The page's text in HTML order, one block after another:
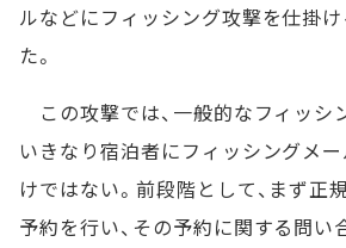
ルなどにフィッシング攻撃を仕掛
た。
この攻撃では、一般的なフィッシ
いきなり宿泊者にフィッシングメ
けではない。前段階として、まず正
予約を行い、その予約に関する問い